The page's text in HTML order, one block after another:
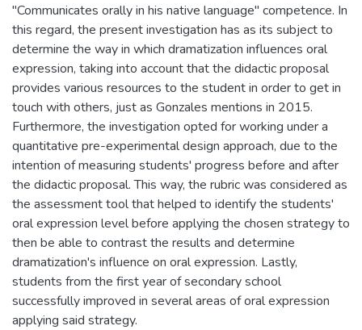
"Communicates orally in his native language" competence. In
this regard, the present investigation has as its subject to
determine the way in which dramatization influences oral
expression, taking into account that the didactic proposal
provides various resources to the student in order to get in
touch with others, just as Gonzales mentions in 2015.
Furthermore, the investigation opted for working under a
quantitative pre-experimental design approach, due to the
intention of measuring students' progress before and after
the didactic proposal. This way, the rubric was considered as
the assessment tool that helped to identify the students'
oral expression level before applying the chosen strategy to
then be able to contrast the results and determine
dramatization's influence on oral expression. Lastly,
students from the first year of secondary school
successfully improved in several areas of oral expression
applying said strategy.